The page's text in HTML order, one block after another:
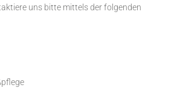
uns bitte mittels der folgenden